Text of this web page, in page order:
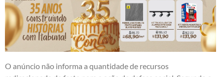
O anúncio não informa a quantidade de recursos